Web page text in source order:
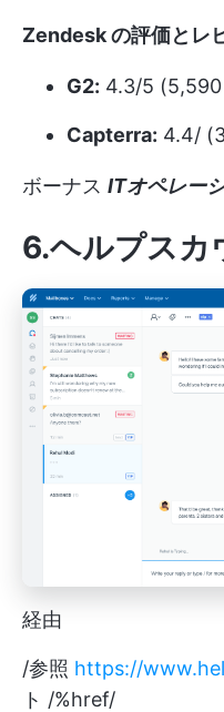
Zendesk の評価とレ
G2: 4.3/5 (5,590
Capterra: 4.4/
ボーナス ITオペレー
6.ヘルプスカ
経由
/参照 https://
ト /%href/